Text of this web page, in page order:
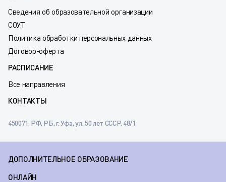
Сведения об образовательной организации
СОУТ
Политика обработки персональных данных
Договор-оферта
РАСПИСАНИЕ
Все направления
КОНТАКТЫ
450071, РФ, РБ, г. Уфа, ул. 50 лет СССР, 48/1
ДОПОЛНИТЕЛЬНОЕ ОБРАЗОВАНИЕ
ОНЛАЙН